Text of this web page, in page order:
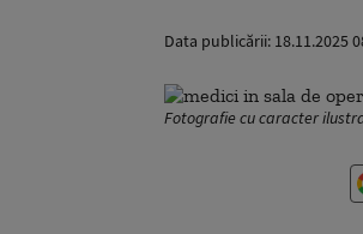
Data publicării: 18.11.2025
Fotografie cu caracter